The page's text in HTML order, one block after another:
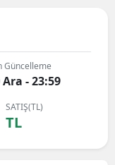
Güncelleme
Ara - 23:59
SATIŞ(TL)
TL